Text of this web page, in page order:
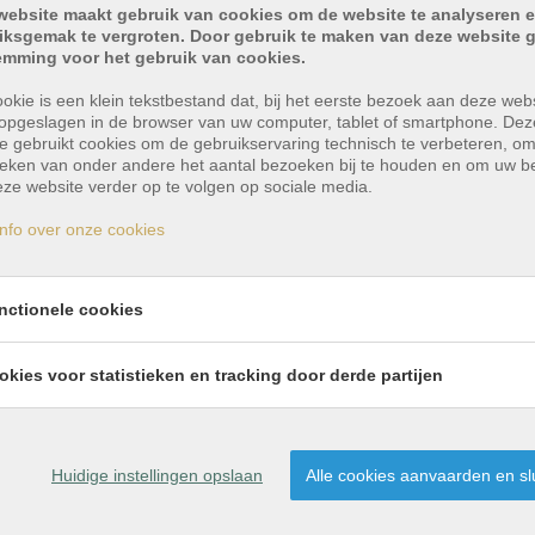
met bureau/
een groene omgeving, aan de stadsrand van
met open keuken, waarbij de grote raampartijen
maakt gebruik van cookies om de website te analyseren
te vergroten. Door gebruik te maken van deze website
voor het gebruik van cookies.
is een klein tekstbestand dat, bij het eerste bezoek aan deze
in de browser van uw computer, tablet of smartphone.
gebruikt cookies om de gebruikservaring technisch te verbeteren, om
van onder andere het aantal bezoeken bij te houden en om uw
website verder op te volgen op sociale media.
over onze cookies
cookies
voor statistieken en tracking door derde partijen
Huidige instellingen opslaan Alle cookies aanvaarden en